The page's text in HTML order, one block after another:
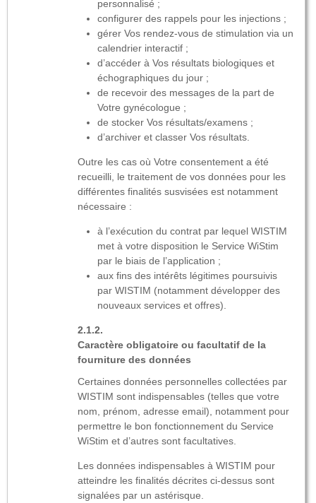
personnalisé ;
configurer des rappels pour les injections ;
gérer Vos rendez-vous de stimulation via un
calendrier interactif ;
d’accéder à Vos résultats biologiques et
échographiques du jour ;
de recevoir des messages de la part de
Votre gynécologue ;
de stocker Vos résultats/examens ;
d’archiver et classer Vos résultats.
Outre les cas où Votre consentement a été
recueilli, le traitement de vos données pour les
différentes finalités susvisées est notamment
nécessaire :
à l’exécution du contrat par lequel WISTIM
met à votre disposition le Service WiStim
par le biais de l’application ;
aux fins des intérêts légitimes poursuivis
par WISTIM (notamment développer des
nouveaux services et offres).
Caractère obligatoire ou facultatif de la
fourniture des données
Certaines données personnelles collectées par
WISTIM sont indispensables (telles que votre
nom, prénom, adresse email), notamment pour
permettre le bon fonctionnement du Service
WiStim et d’autres sont facultatives.
Les données indispensables à WISTIM pour
atteindre les finalités décrites ci-dessus sont
signalées par un astérisque.